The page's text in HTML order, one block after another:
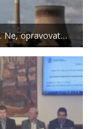
Ne, opravovat…